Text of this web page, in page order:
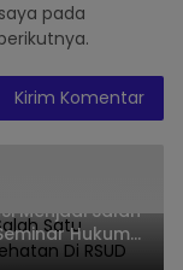
pada
Menjadi Salah
Hukum